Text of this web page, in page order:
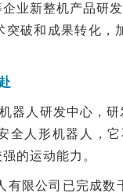
业新整机产品研
突破和成果转化
器人研发中心，
全人形机器人，
的运动能力。
有限公司已完成